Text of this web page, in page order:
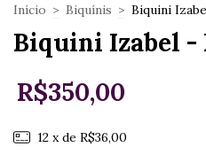
Início > Biquínis > Biquini
Biquini Izabel -
R$350,00
12 x de R$36,00